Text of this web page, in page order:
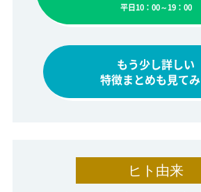
ヒト由来
平日10：00～19：00
もう少し詳しい
特徴まとめも見て